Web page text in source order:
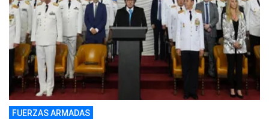
FUERZAS ARMADAS